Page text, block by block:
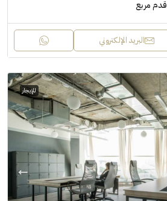
قدم مربع
البريد الإلكتروني
للإيجار